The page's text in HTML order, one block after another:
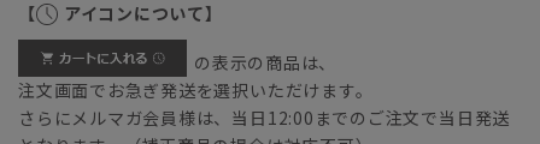
【 アイコンについて】
の表示の商品は、
注文画面でお急ぎ発送を選択いただけます。
さらにメルマガ会員様は、当日12:00までのご注文で当日発送